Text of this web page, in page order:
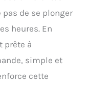
de se plonger
heures. En
prête à
simple et
cette